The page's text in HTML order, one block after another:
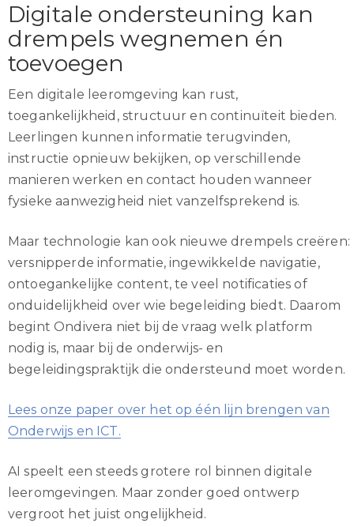
Digitale ondersteuning kan
drempels wegnemen én
toevoegen
Een digitale leeromgeving kan rust,
toegankelijkheid, structuur en continuïteit bieden.
Leerlingen kunnen informatie terugvinden,
instructie opnieuw bekijken, op verschillende
manieren werken en contact houden wanneer
fysieke aanwezigheid niet vanzelfsprekend is.
Maar technologie kan ook nieuwe drempels creëren:
versnipperde informatie, ingewikkelde navigatie,
ontoegankelijke content, te veel notificaties of
onduidelijkheid over wie begeleiding biedt. Daarom
begint Ondivera niet bij de vraag welk platform
nodig is, maar bij de onderwijs- en
begeleidingspraktijk die ondersteund moet worden.
Lees onze paper over het op één lijn brengen van
Onderwijs en ICT.
AI speelt een steeds grotere rol binnen digitale
leeromgevingen. Maar zonder goed ontwerp
vergroot het juist ongelijkheid.